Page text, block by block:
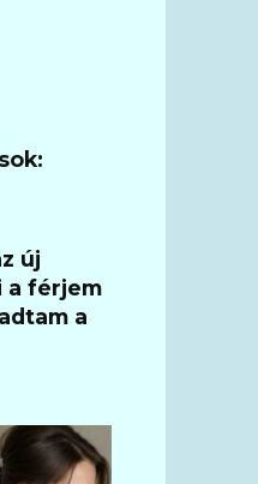
új
a férjem
a